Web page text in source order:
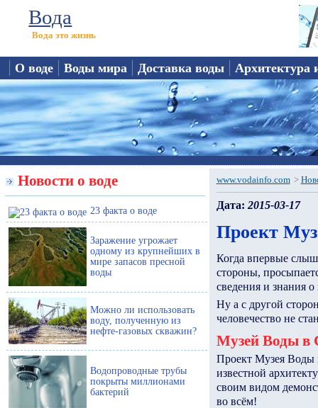
Вода
Вода это жизнь
О воде Воды мира Доставка воды Архитектура
Новости о воде
23 факта о воде
Заражение угрожает
одному из крупнейших в
мире запасов пресной
воды
Можно ли использовать
воду, полученную из
нефте-газовых скважин?
Водопроводные трубы
покрыты миллионами
бактерий
www.vodainfo.com >
Дата: 2015-03-17
Проект
Когда впервые
стороны,
сведения и знания
Ну а с другой
человечество не
Музей Воды в
Проект Музея Воды
известной
своим видом
во всём!